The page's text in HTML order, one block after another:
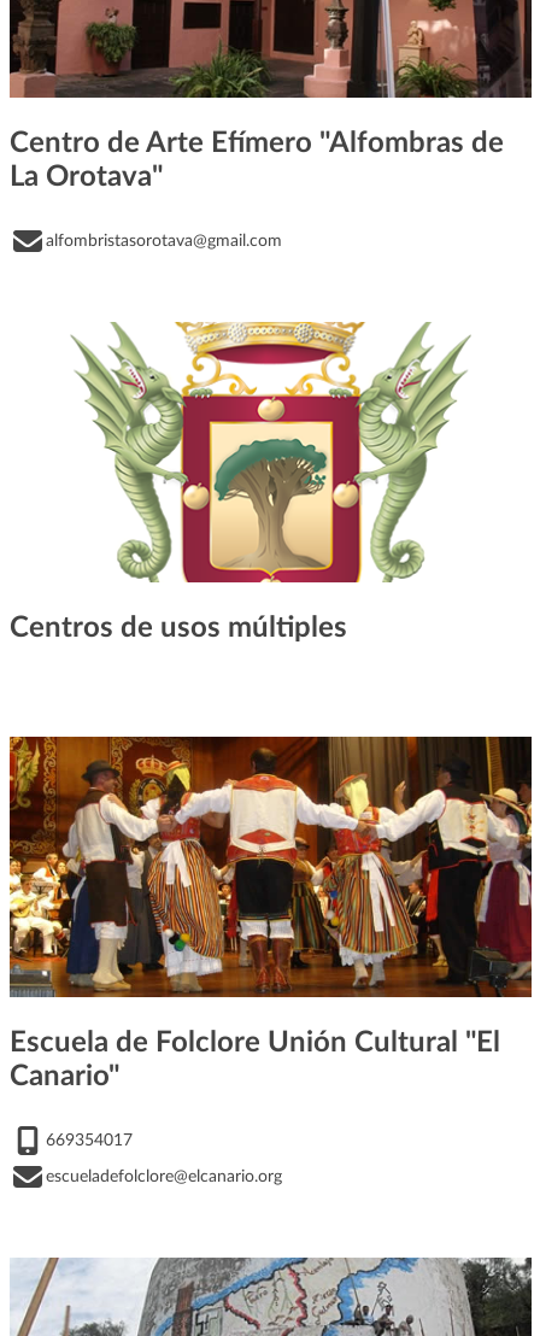
Centro de Arte Efímero "Alfombras de
La Orotava"
alfombristasorotava@gmail.com
Centros de usos múltiples
Escuela de Folclore Unión Cultural "El
Canario"
669354017
escueladefolclore@elcanario.org